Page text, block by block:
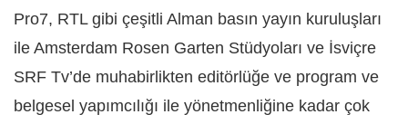
Pro7, RTL gibi çeşitli Alman basın yayın kuruluşları
ile Amsterdam Rosen Garten Stüdyoları ve İsviçre
SRF Tv’de muhabirlikten editörlüğe ve program ve
belgesel yapımcılığı ile yönetmenliğine kadar çok